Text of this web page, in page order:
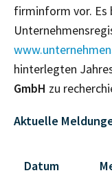
firminform vor. Es
hinterlegten
GmbH zu
Aktuelle
Datum